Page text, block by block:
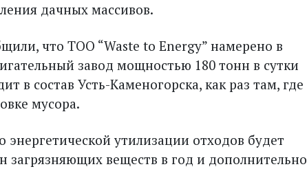
дачных массивов.
что ТОО “Waste to Energy” намерено в
завод мощностью 180 тонн в сутки
в состав Усть-Каменогорска, как раз там, где
мусора.
энергетической утилизации отходов будет
загрязняющих веществ в год и дополнительно